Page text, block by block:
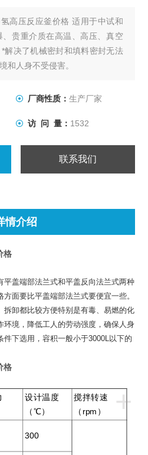
高压反应釜价格 适用于中试和
贵重介质在高温、高压、真空
解决了机械密封和填料密封无法
和人身不受侵害。
厂商性质： 生产厂家
访 问 量： 1532
联系我们
情介绍
格
平盖端部法兰式和平盖反向法兰式两种
面要比平盖端部法兰式要便宜一些。
拆卸都比较方便特别是有毒、易燃的化
环境，降低工人的劳动强度，确保人身
件下选用，容积一般小于3000L以下的
格
+
设计温度
（℃）
搅拌转速
（rpm）
300